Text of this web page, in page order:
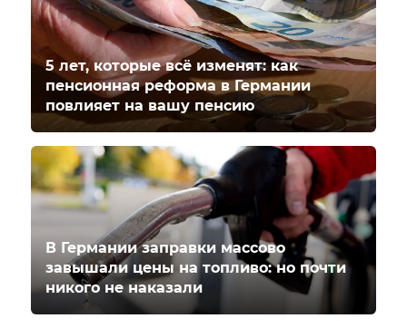
5 лет, которые всё изменят: как
пенсионная реформа в Германии
повлияет на вашу пенсию
В Германии заправки массово
завышали цены на топливо: но почти
никого не наказали